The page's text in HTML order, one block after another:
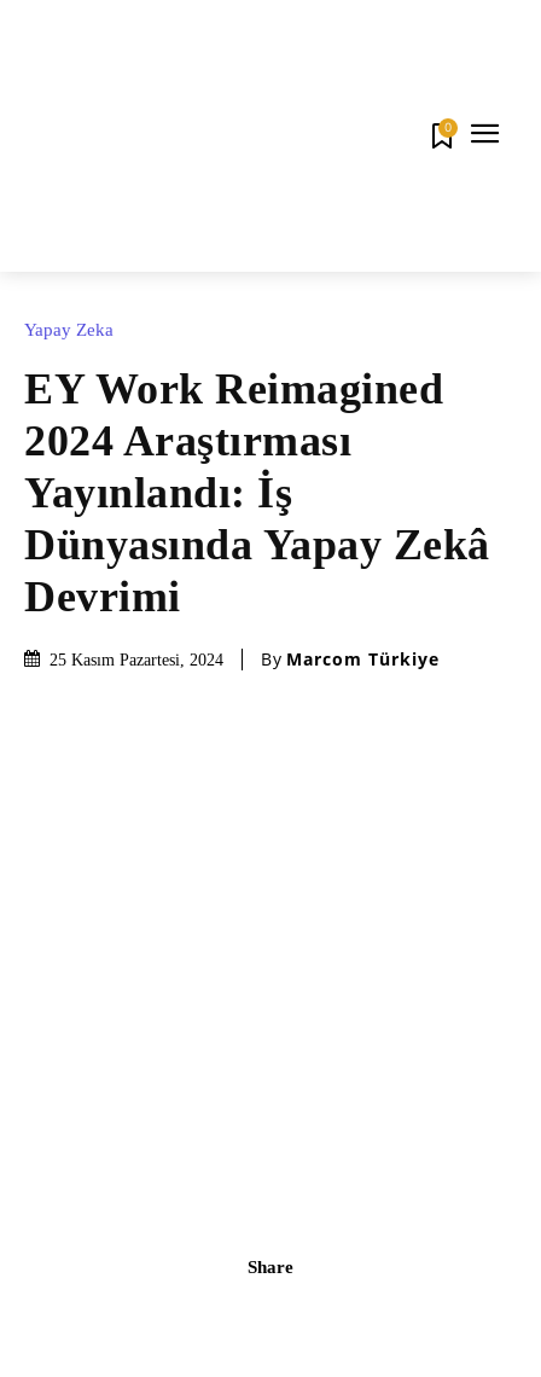
0
Yapay Zeka
EY Work Reimagined
2024 Araştırması
Yayınlandı: İş
Dünyasında Yapay Zekâ
Devrimi
25 Kasım Pazartesi, 2024 By Marcom Türkiye
Share